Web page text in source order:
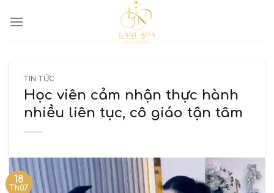
TIN TỨC
Học viên cảm nhận thực hành
nhiều liên tục, cô giáo tận tâm
18
Th07